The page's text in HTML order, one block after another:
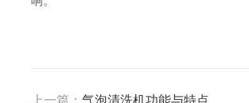
上一篇： 气泡清洗机功能与特点